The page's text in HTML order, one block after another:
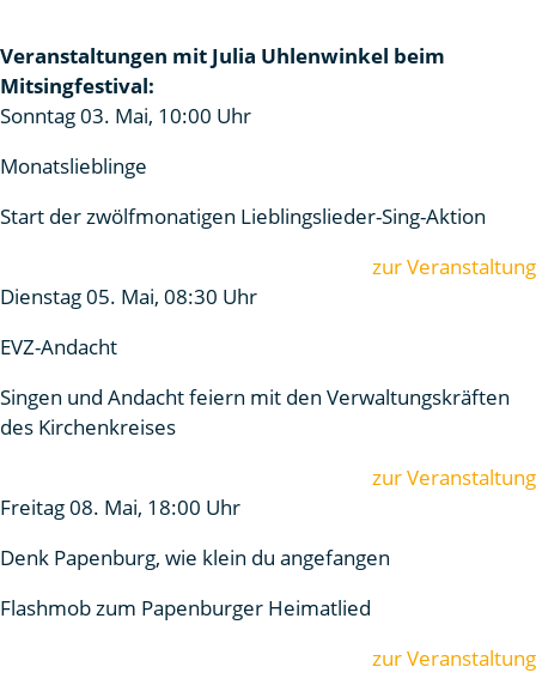
Veranstaltungen mit Julia Uhlenwinkel beim
Mitsingfestival:
Sonntag 03. Mai, 10:00 Uhr
Monatslieblinge
Start der zwölfmonatigen Lieblingslieder-Sing-Aktion
zur Veranstaltung
Dienstag 05. Mai, 08:30 Uhr
EVZ-Andacht
Singen und Andacht feiern mit den Verwaltungskräften
des Kirchenkreises
zur Veranstaltung
Freitag 08. Mai, 18:00 Uhr
Denk Papenburg, wie klein du angefangen
Flashmob zum Papenburger Heimatlied
zur Veranstaltung